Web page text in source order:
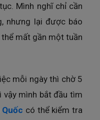
Mình nghĩ chỉ cần
nhưng lại được báo
mất gần một tuần
mỗi ngày thì chờ 5
vậy mình bắt đầu tìm
có thể kiểm tra